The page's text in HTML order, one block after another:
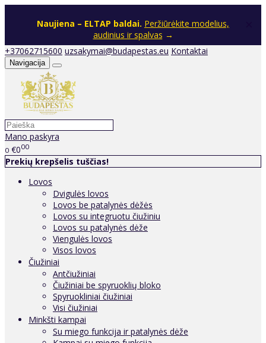
Naujiena – ELTAP baldai. Peržiūrėkite modelius,
audinius ir spalvas →
+37062715600 uzsakymai@budapestas.eu Kontaktai
Navigacija
Mano paskyra
0 €000
Prekių krepšelis tuščias!
Lovos
Dvigulės lovos
Lovos be patalynės dėžės
Lovos su integruotu čiužiniu
Lovos su patalynės dėže
Viengulės lovos
Visos lovos
Čiužiniai
Antčiužiniai
Čiužiniai be spyruoklių bloko
Spyruokliniai čiužiniai
Visi čiužiniai
Minkšti kampai
Su miego funkcija ir patalynės dėže